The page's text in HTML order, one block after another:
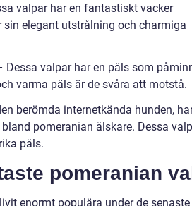
valpar har en fantastiskt vacker
elegant utstrålning och charmiga
Dessa valpar har en päls som
varma päls är de svåra att motstå.
berömda internetkända hunden,
pomeranian älskare. Dessa
päls.
pomeranian
enormt populära under de senaste